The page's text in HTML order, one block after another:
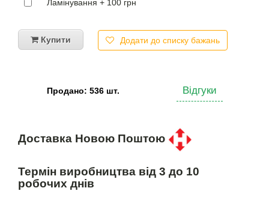
Ламінування + 100 грн
Купити Додати до списку бажань
Продано: 536 шт. Відгуки
Доставка Новою Поштою
Термін виробництва від 3 до 10
робочих днів